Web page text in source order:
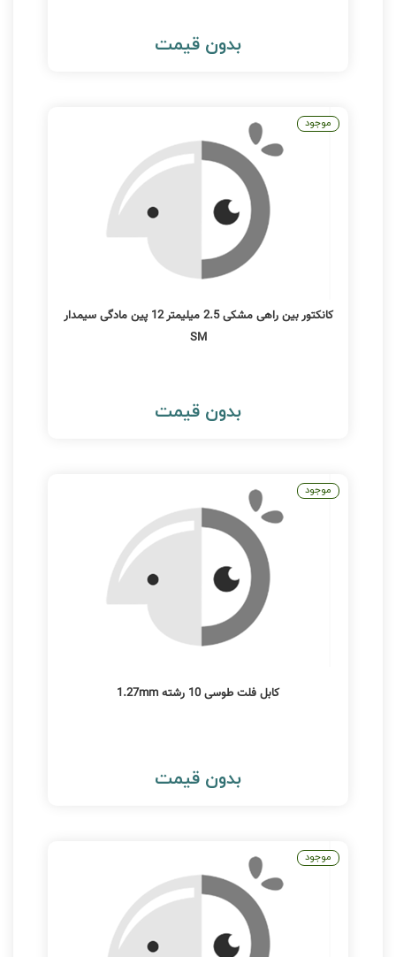
بدون قیمت
کانکتور بین راهی مشکی 2.5 میلیمتر 12 پین مادگی سیمدار
SM
بدون قیمت
موجود
کابل فلت طوسی 10 رشته 1.27mm
بدون قیمت
موجود
موجود